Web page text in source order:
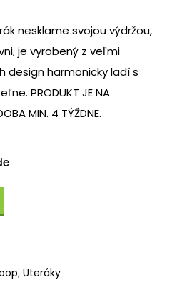
nesklame svojou výdržou,
je vyrobený z veľmi
design harmonicky ladí s
PRODUKT JE NA
MIN. 4 TÝŽDNE.
, Uteráky